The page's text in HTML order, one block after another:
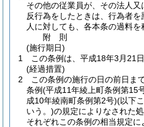
その他の従業員が、その法人又
反行為をしたときは、行為者
人に対しても、各本条の過料を
附 則
(施行期日)
1
この条例は、平成18年3月21
(経過措置)
2
この条例の施行の日の前日ま
条例(平成11年綾上町条例第15
成10年綾南町条例第2号)(以下
いう。)の規定によりなされた
それぞれこの条例の相当規定